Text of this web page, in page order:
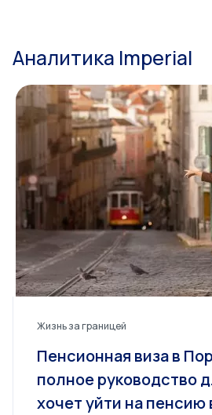
Аналитика Imperial
Жизнь за границей
Пенсионная виза в
полное руководство
хочет уйти на пенсию